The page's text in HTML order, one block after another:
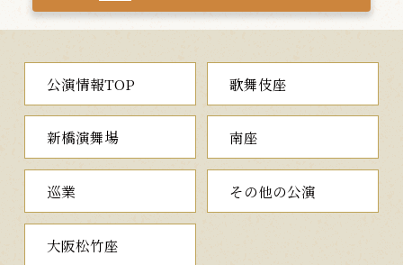
江戸の小悪党、髪結いの新三。白子屋へ出入りするうちに、一
人娘のお熊と手代の忠七が恋仲であることを知ると、忠七を騙し
子屋では、乗物町の親分弥太五郎源七に助けを求めますが、源七
は新三に追い返されてしまいます。そこで、老獪な家主の長兵衛
が乗り出すと、まんまと新三をやり込めますが…。
をご堪能ください。
一、鬼一法眼三略巻
公演情報TOP 歌舞伎座
新橋演舞場 南座
巡業 その他の公演
大阪松竹座